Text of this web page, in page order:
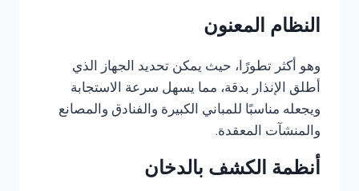
النظام المعنون
وهو أكثر تطورًا، حيث يمكن تحديد الجهاز الذي
أطلق الإنذار بدقة، مما يسهل سرعة الاستجابة
ويجعله مناسبًا للمباني الكبيرة والفنادق والمصانع
والمنشآت المعقدة.
أنظمة الكشف بالدخان